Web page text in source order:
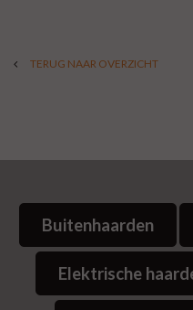
TERUG NAAR OVERZICHT
Buitenhaarden
Elektrische